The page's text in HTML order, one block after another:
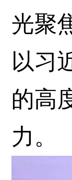
光聚
以习
的高
力。